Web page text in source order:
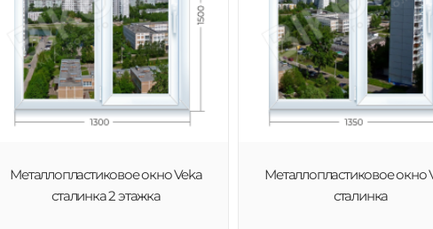
Металлопластиковое окно Veka
сталинка 2 этажка
Металлопластиковое окно
сталинка